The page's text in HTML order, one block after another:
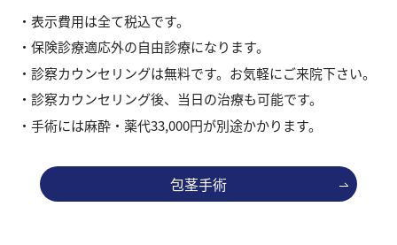
表示費用は全て税込です。
保険診療適応外の自由診療になります。
診察カウンセリングは無料です。お気軽にご来院下さい。
診察カウンセリング後、当日の治療も可能です。
手術には麻酔・薬代33,000円が別途かかります。
包茎手術